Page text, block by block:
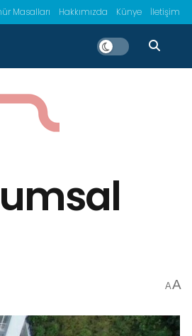
Masalları Hakkımızda Künye İletişim
AA